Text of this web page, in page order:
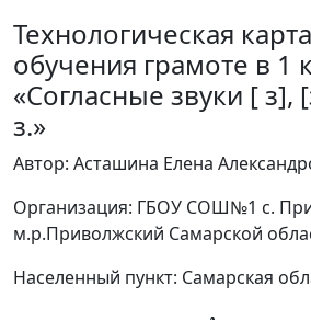
Технологическая
обучения грамоте в 1
«Согласные звуки [ з],
з.»
Автор: Асташина Елена
Организация: ГБОУ СОШ№1 с.
м.р.Приволжский Самарской
Населенный пункт: Самарская